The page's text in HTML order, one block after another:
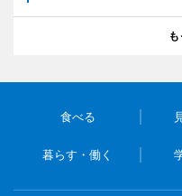
食べる
暮らす・働く